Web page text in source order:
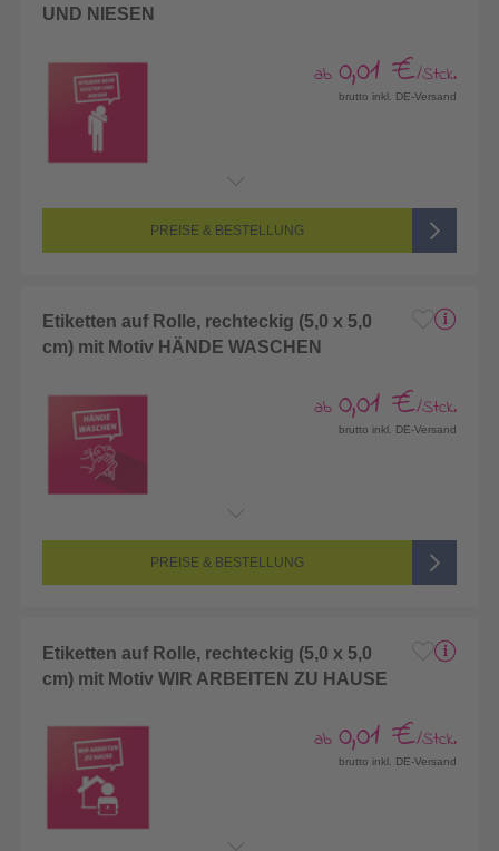
UND NIESEN
ab 0,01 €/Stck.
brutto inkl. DE-Versand
PREISE & BESTELLUNG
Etiketten auf Rolle, rechteckig (5,0 x 5,0
cm) mit Motiv HÄNDE WASCHEN
ab 0,01 €/Stck.
brutto inkl. DE-Versand
PREISE & BESTELLUNG
Etiketten auf Rolle, rechteckig (5,0 x 5,0
cm) mit Motiv WIR ARBEITEN ZU HAUSE
ab 0,01 €/Stck.
brutto inkl. DE-Versand